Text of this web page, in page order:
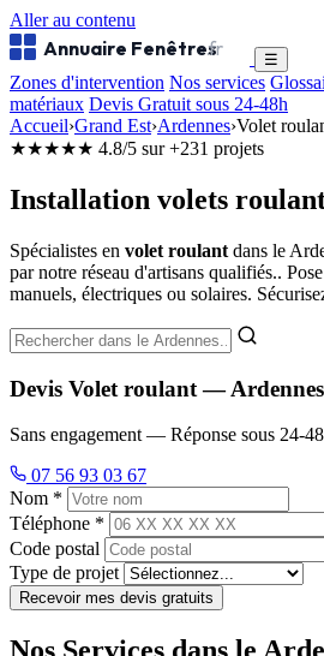
Aller au contenu
Annuaire Fenêtres
.fr ☰
Zones d'intervention Nos services
matériaux Devis Gratuit sous 24-48h
Accueil›Grand Est›Ardennes›Volet
★★★★★ 4.8/5 sur +231 projets
Installation volets
Spécialistes en volet roulant dans le
par notre réseau d'artisans qualifiés..
manuels, électriques ou solaires.
Devis Volet roulant — Ardennes
Sans engagement — Réponse sous 24-
07 56 93 03 67
Nom *
Téléphone *
Code postal
Type de projet
Recevoir mes devis gratuits